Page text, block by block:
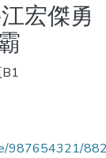
宏傑勇
987654321/